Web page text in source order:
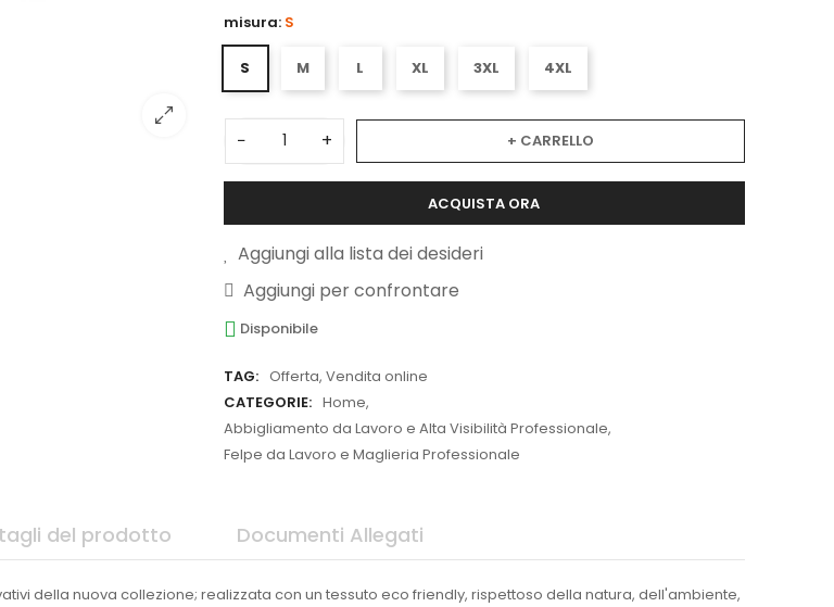
misura: S
S M L XL 3XL 4XL
− + + CARRELLO
ACQUISTA ORA
Aggiungi alla lista dei desideri
Aggiungi per confrontare
Disponibile
TAG: Offerta, Vendita online
CATEGORIE: Home,
Abbigliamento da Lavoro e Alta Visibilità Professionale,
Felpe da Lavoro e Maglieria Professionale
del prodotto Documenti Allegati
della nuova collezione; realizzata con un tessuto eco friendly, rispettoso della natura, dell'ambiente,